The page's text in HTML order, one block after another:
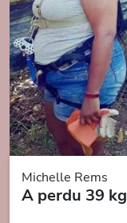
Michelle Rems
A perdu 39 kg